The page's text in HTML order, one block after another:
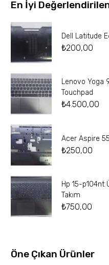
En İyi
Dell Latitude
₺200,00
Lenovo Yoga
Touchpad
₺4.500,00
Acer Aspire
₺250,00
Hp 15-p104nt
Takım
₺750,00
Öne Çıkan Ürünler